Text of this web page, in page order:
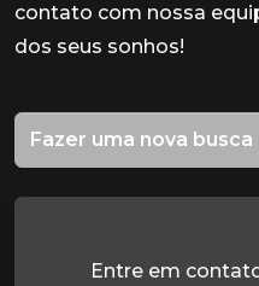
contato com nossa
dos seus sonhos!
Fazer uma nova busca
Entre em